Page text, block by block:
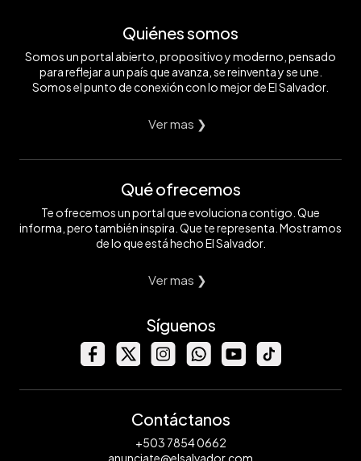
Quiénes somos
Somos un portal abierto, propositivo y moderno, pensado
para reflejar a un país que avanza, se reinventa y se une.
Somos el punto de conexión con lo mejor de El Salvador.
Ver mas ❯
Qué ofrecemos
Te ofrecemos un portal que evoluciona contigo. Que
informa, pero también inspira. Que te representa. Mostramos
de lo que está hecho El Salvador.
Ver mas ❯
Síguenos
Contáctanos
+503 7854 0662
anunciate@elsalvador.com